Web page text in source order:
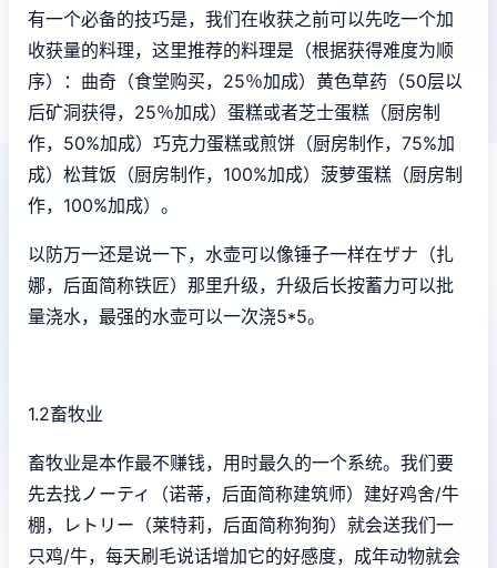
有一个必备的技巧是，我们在收获之前可以先吃一个加
收获量的料理，这里推荐的料理是（根据获得难度为顺
序）：曲奇（食堂购买，25％加成）黄色草药（50层以
后矿洞获得，25％加成）蛋糕或者芝士蛋糕（厨房制
作，50%加成）巧克力蛋糕或煎饼（厨房制作，75%加
成）松茸饭（厨房制作，100%加成）菠萝蛋糕（厨房制
作，100%加成）。
以防万一还是说一下，水壶可以像锤子一样在ザナ（扎
娜，后面简称铁匠）那里升级，升级后长按蓄力可以批
量浇水，最强的水壶可以一次浇5*5。
1.2畜牧业
畜牧业是本作最不赚钱，用时最久的一个系统。我们要
先去找ノーティ（诺蒂，后面简称建筑师）建好鸡舍/牛
棚，レトリー（莱特莉，后面简称狗狗）就会送我们一
只鸡/牛，每天刷毛说话增加它的好感度，成年动物就会